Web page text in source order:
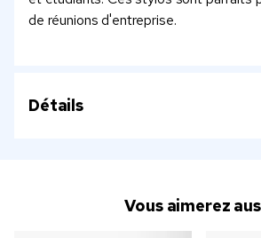
de réunions d'entreprise.
Détails
Vous aimerez